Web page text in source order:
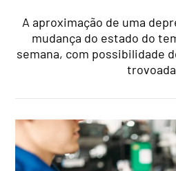
A aproximação de uma
mudança do estado do
semana, com possibilidade